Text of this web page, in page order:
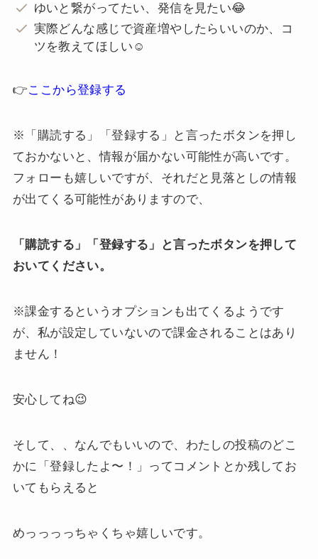
ゆいと繋がってたい、発信を見たい😂
実際どんな感じで資産増やしたらいいのか、コ
ツを教えてほしい☺️
👉ここから登録する
※「購読する」「登録する」と言ったボタンを押し
ておかないと、情報が届かない可能性が高いです。
フォローも嬉しいですが、それだと見落としの情報
が出てくる可能性がありますので、
「購読する」「登録する」と言ったボタンを押して
おいてください。
※課金するというオプションも出てくるようです
が、私が設定していないので課金されることはあり
ません！
安心してね😉
そして、、なんでもいいので、わたしの投稿のどこ
かに「登録したよ〜！」ってコメントとか残してお
いてもらえると
めっっっっちゃくちゃ嬉しいです。